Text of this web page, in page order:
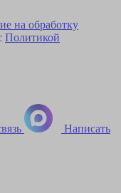
на обработку
Политикой
Написать